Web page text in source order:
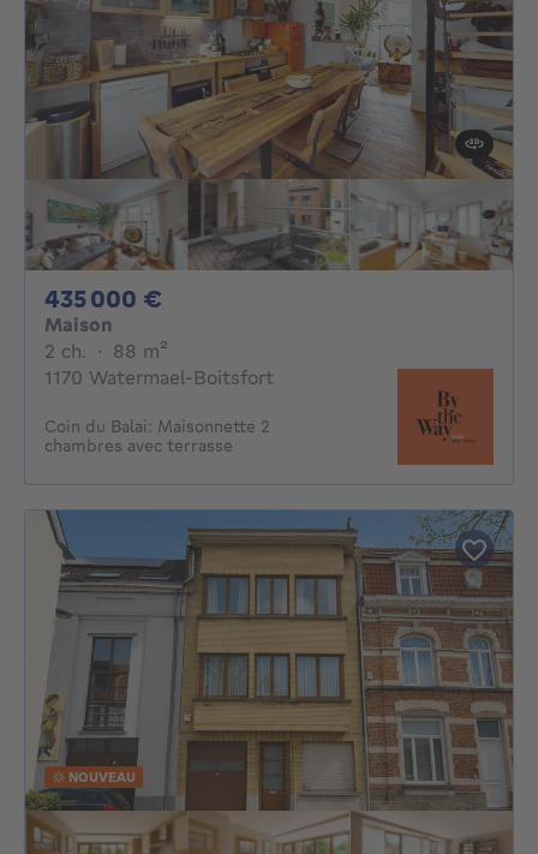
435 000 €
Maison
2 ch. 2 chambres
· 88 m²
1170 Watermael-Boitsfort
Coin du Balai: Maisonnette 2
chambres avec terrasse
NOUVEAU